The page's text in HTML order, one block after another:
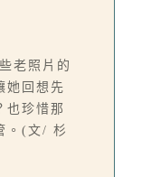
老照片的
她回想先
也珍惜那
。(文/ 杉